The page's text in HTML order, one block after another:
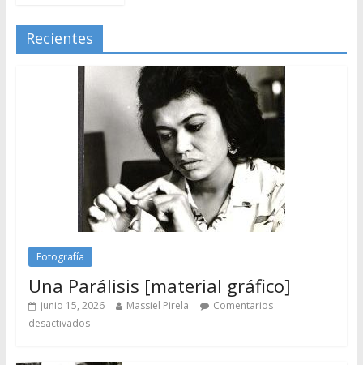
Recientes
Fotografía
Una Parálisis [material gráfico]
junio 15, 2026 Massiel Pirela
Comentarios
desactivados